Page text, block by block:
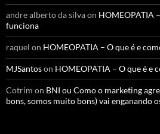
andre alberto da silvaon HOMEOPATIA
funciona
raquel on HOMEOPATIA – O que é e
MJSantoson HOMEOPATIA – O que é e
Cotrim on BNI ou Como o marketing
bons, somos muito bons) vai enganando